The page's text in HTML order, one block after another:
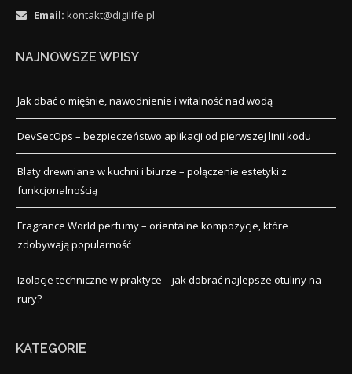
Email: kontakt@digilife.pl
NAJNOWSZE WPISY
Jak dbać o mięśnie, nawodnienie i witalność nad wodą
DevSecOps – bezpieczeństwo aplikacji od pierwszej linii kodu
Blaty drewniane w kuchni i biurze – połączenie estetyki z
funkcjonalnością
Fragrance World perfumy – orientalne kompozycje, które
zdobywają popularność
Izolacje techniczne w praktyce – jak dobrać najlepsze otuliny na
rury?
KATEGORIE